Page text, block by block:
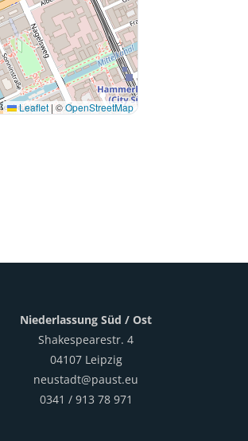
Leaflet | ©OpenStreetMap
Niederlassung Süd / Ost
Shakespearestr. 4
04107 Leipzig
neustadt@paust.eu
0341 / 913 78 971